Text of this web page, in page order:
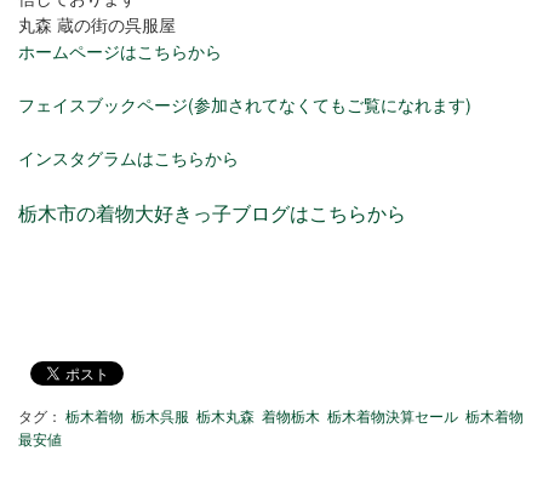
丸森 蔵の街の呉服屋
ホームページはこちらから
フェイスブックページ(参加されてなくてもご覧になれます)
インスタグラムはこちらから
栃木市の着物大好きっ子ブログはこちらから
タグ： 栃木着物 栃木呉服 栃木丸森 着物栃木 栃木着物決算セール 栃木着物
最安値